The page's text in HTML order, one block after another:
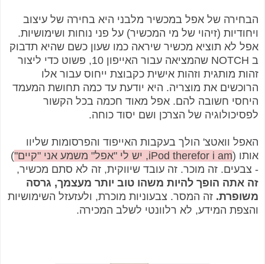
הבחירה של אפל במכשיר מלבני היא בחירה של עיצוב
ויחודיות (זיהוי של מי המכשיר) על פני נוחות ושימושיות.
אפל לא תוציא מכשיר שיראה כמו שעון כשם שהיא תדבוק
ב NOTCH שהמציאה עבור האייפון 10, פשוט כדי ליצור
זהות מותגית וזהות אישית כקבוצת ייחוס עבור אלו
הרוכשים את מוצריה. היא יודעת עד כמה תחושת המעמד
היחסי חשובה להם. אפל מאוד חכמה בכל הקשור
לפסיכולוגיה של הצרכן ושם יסוד כוחה.
האפל וואטצ' הולך בעקבות האייפוד והפרסומות שליוו
אותו (iPod therefor i am, יש לי "אפל" משמע אני "קיים"
)
- צבעים. זה מוכר. זה עובד שיווקית, זה לא סתם מכשיר,
זה אתה הופך להיות משהו טוב יותר מעצמך, גרסה
משופרת. זה המסר. צבעוניות מוכרת, ולעזעזל השימושיות
והצפת המידע, לא רלוונטי לשלב המכירה.